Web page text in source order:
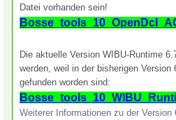
Datei vorhanden sein!
Die aktuelle Version WIBU-Runtime
werden, weil in der bisherigen
gefunden worden sind:
Weiterer Informationen zu der Version